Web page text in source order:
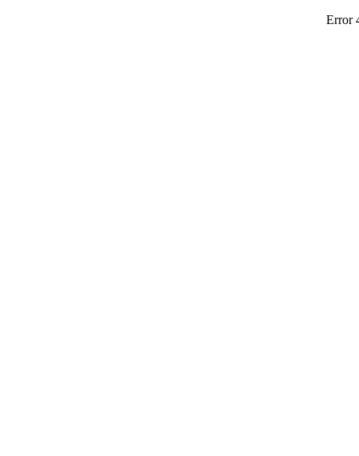
Error